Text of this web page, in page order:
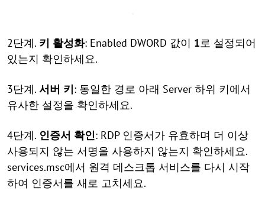
2단계. 키 활성화: Enabled DWORD 값이 1로 설정되어
있는지 확인하세요.
3단계. 서버 키: 동일한 경로 아래 Server 하위 키에서
유사한 설정을 확인하세요.
4단계. 인증서 확인: RDP 인증서가 유효하며 더 이상
사용되지 않는 서명을 사용하지 않는지 확인하세요.
services.msc에서 원격 데스크톱 서비스를 다시 시작
하여 인증서를 새로 고치세요.